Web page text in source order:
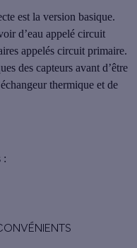
est la version basique.
d’eau appelé circuit
appelés circuit primaire.
des capteurs avant d’être
thermique et de
: